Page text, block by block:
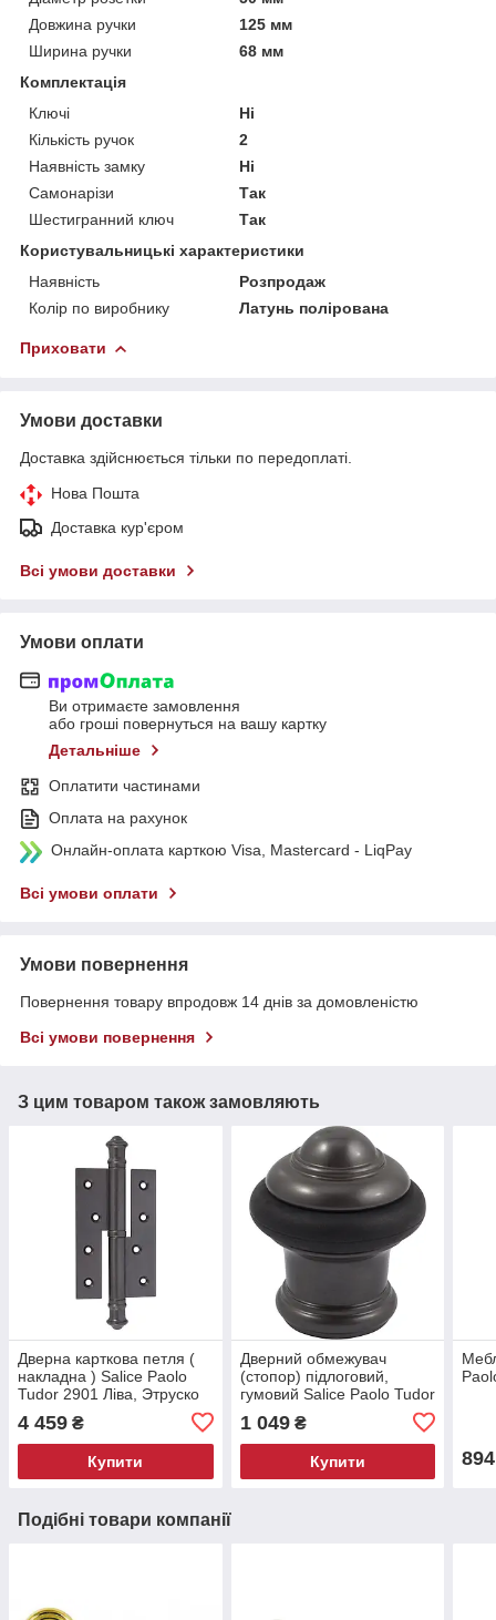
Довжина ручки
125 мм
Ширина ручки
68 мм
Комплектація
Ключі
Ні
Кількість ручок
2
Наявність замку
Ні
Самонарізи
Так
Шестигранний ключ
Так
Користувальницькі характеристики
Наявність
Розпродаж
Колір по виробнику
Латунь полірована
Приховати
Умови доставки
Доставка здійснюється тільки по передоплаті.
Нова Пошта
Доставка кур'єром
Всі умови доставки
Умови оплати
Ви отримаєте замовлення
або гроші повернуться на вашу картку
Детальніше
Оплатити частинами
Оплата на рахунок
Онлайн-оплата карткою Visa, Mastercard - LiqPay
Всі умови оплати
Умови повернення
Повернення товару впродовж 14 днів за домовленістю
Всі умови повернення
З цим товаром також замовляють
Дверна карткова петля (
накладна ) Salice Paolo
Tudor 2901 Ліва, Этруско
4 459 ₴
Купити
Дверний обмежувач
(стопор) підлоговий,
гумовий Salice Paolo Tudor
1 049₴
Купити 894
Подібні товари компанії